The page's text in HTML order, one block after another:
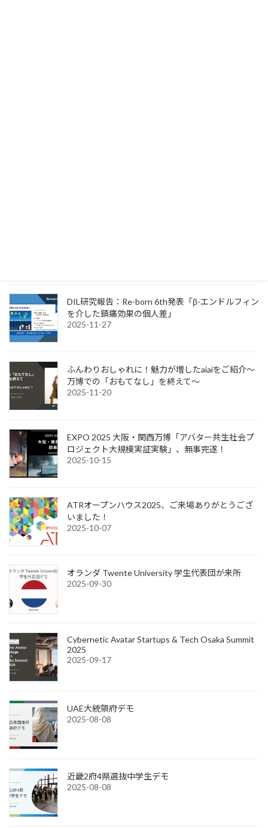
DIL研究報告：Re-born 6th発表「β-エンドルフィン
を介した鎮痛効果の個人差」
2025-11-27
ふんわりおしゃれに！魅力が増したaiaiをご紹介～
万博での「おもてなし」を終えて～
2025-11-20
EXPO 2025 大阪・関西万博「アバター共生社会プ
ロジェクト大規模実証実験」、無事完遂！
2025-10-15
ATRオープンハウス2025、ご来場ありがとうござ
いました！
2025-10-07
オランダ Twente University 学生代表団が来所
2025-09-30
Cybernetic Avatar Startups & Tech Osaka Summit
2025
2025-09-17
UAE大統領府デモ
2025-08-08
近畿2府4県選抜中学生デモ
2025-08-08